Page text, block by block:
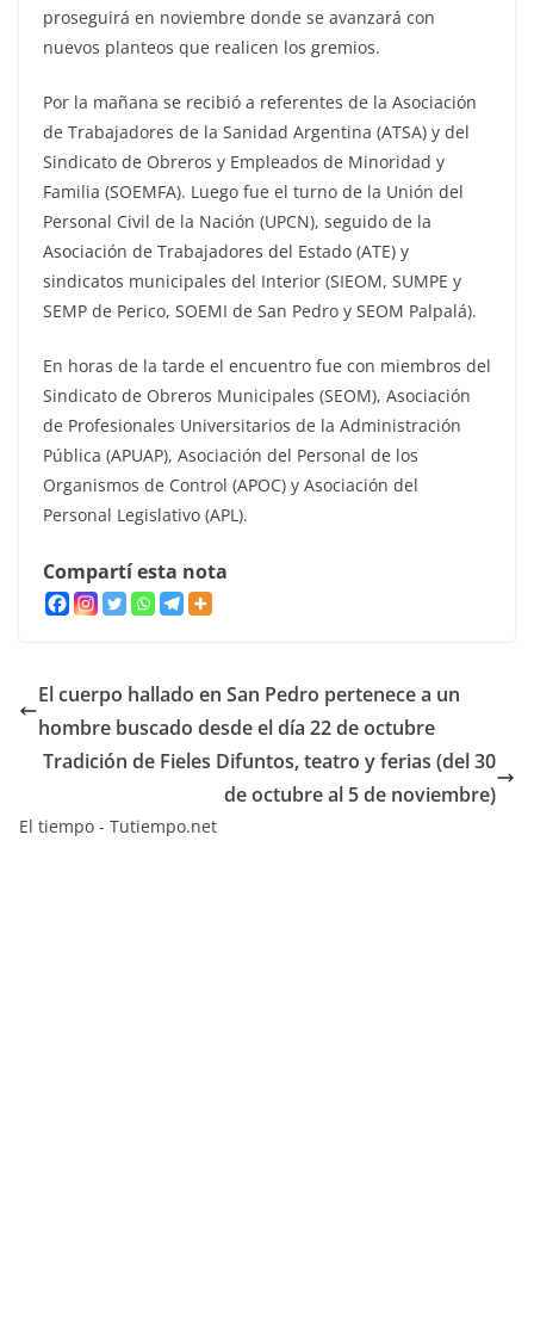
proseguirá en noviembre donde se avanzará con
nuevos planteos que realicen los gremios.
Por la mañana se recibió a referentes de la Asociación
de Trabajadores de la Sanidad Argentina (ATSA) y del
Sindicato de Obreros y Empleados de Minoridad y
Familia (SOEMFA). Luego fue el turno de la Unión del
Personal Civil de la Nación (UPCN), seguido de la
Asociación de Trabajadores del Estado (ATE) y
sindicatos municipales del Interior (SIEOM, SUMPE y
SEMP de Perico, SOEMI de San Pedro y SEOM Palpalá).
En horas de la tarde el encuentro fue con miembros del
Sindicato de Obreros Municipales (SEOM), Asociación
de Profesionales Universitarios de la Administración
Pública (APUAP), Asociación del Personal de los
Organismos de Control (APOC) y Asociación del
Personal Legislativo (APL).
Compartí esta nota
El cuerpo hallado en San Pedro pertenece a un
hombre buscado desde el día 22 de octubre
Tradición de Fieles Difuntos, teatro y ferias (del 30
de octubre al 5 de noviembre)
El tiempo - Tutiempo.net